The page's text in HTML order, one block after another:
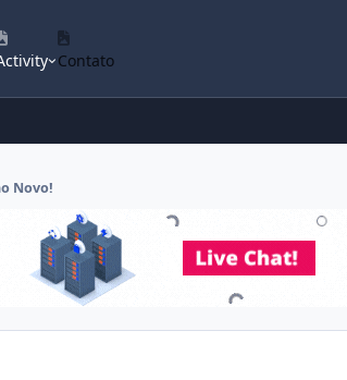
Contato
Novo!